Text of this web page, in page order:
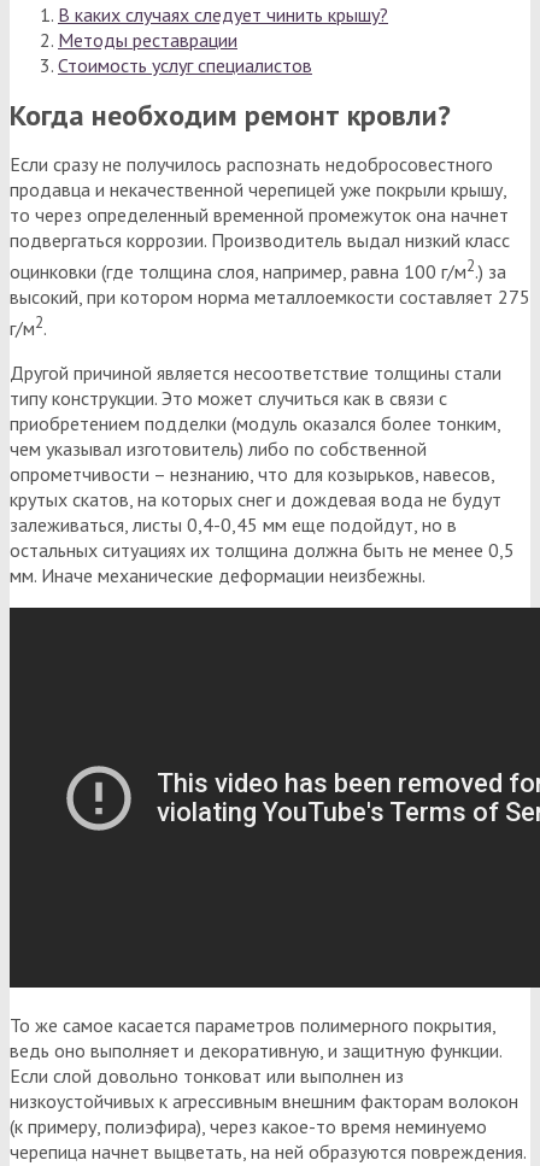
В каких случаях следует чинить крышу?
Методы реставрации
Стоимость услуг специалистов
Когда необходим ремонт кровли?
Если сразу не получилось распознать недобросовестного
продавца и некачественной черепицей уже покрыли крышу,
то через определенный временной промежуток она начнет
подвергаться коррозии. Производитель выдал низкий класс
оцинковки (где толщина слоя, например, равна 100 г/м2.) за
высокий, при котором норма металлоемкости составляет 275
г/м2.
Другой причиной является несоответствие толщины стали
типу конструкции. Это может случиться как в связи с
приобретением подделки (модуль оказался более тонким,
чем указывал изготовитель) либо по собственной
опрометчивости – незнанию, что для козырьков, навесов,
крутых скатов, на которых снег и дождевая вода не будут
залеживаться, листы 0,4-0,45 мм еще подойдут, но в
остальных ситуациях их толщина должна быть не менее 0,5
мм. Иначе механические деформации неизбежны.
То же самое касается параметров полимерного покрытия,
ведь оно выполняет и декоративную, и защитную функции.
Если слой довольно тонковат или выполнен из
низкоустойчивых к агрессивным внешним факторам волокон
(к примеру, полиэфира), через какое-то время неминуемо
черепица начнет выцветать, на ней образуются повреждения.